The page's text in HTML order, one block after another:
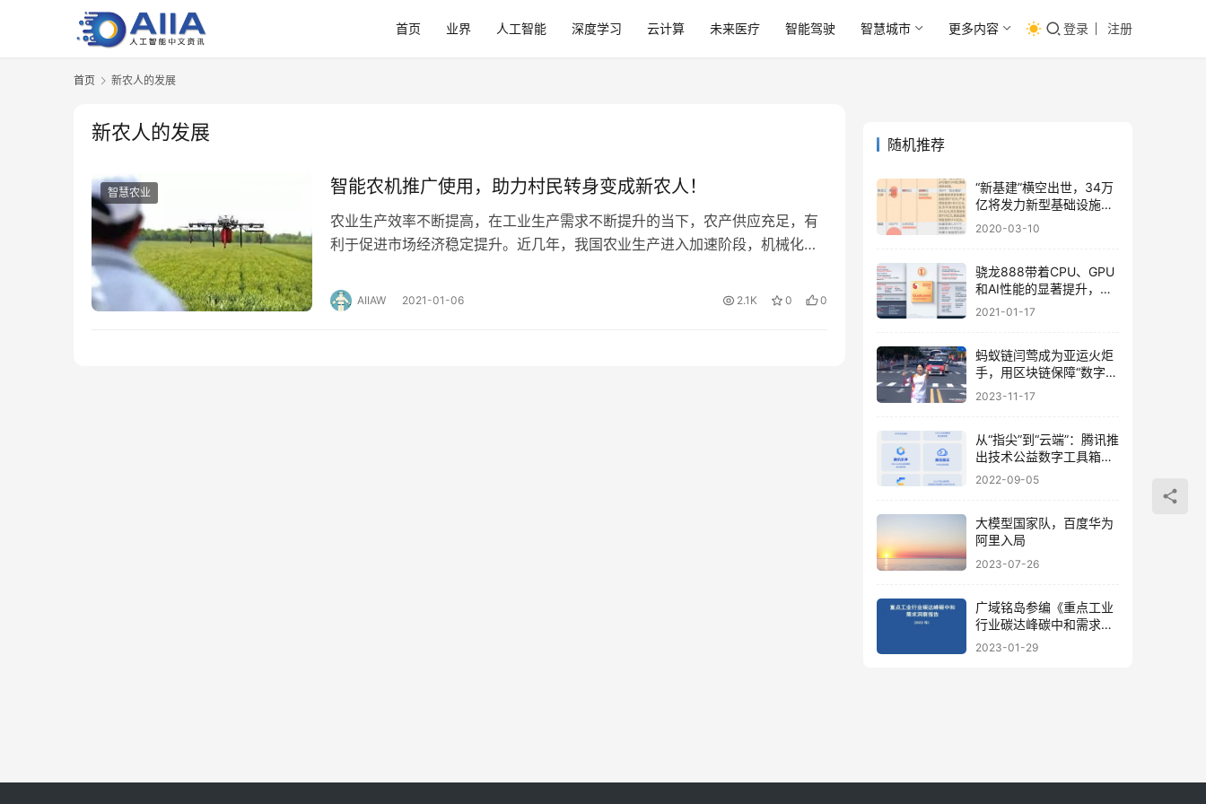
首页 业界 人工智能 深度学习 云计算 未来医疗 智能驾驶 智慧城市 更多内容 登录 注册
首页 新农人的发展
新农人的发展
智慧农业 智能农机推广使用，助力村民转身变成新农人！
农业生产效率不断提高，在工业生产需求不断提升的当下，农产供应充足，有
利于促进市场经济稳定提升。近几年，我国农业生产进入加速阶段，机械化生
AIIAW 2021-01-06 2.1K 0 0
随机推荐
“新基建”横空出世，34万
亿将发力新型基础设施建
设！
2020-03-10
骁龙888带着CPU、GPU
和AI性能的显著提升，和
小米11一起拉开了小米新
2021-01-17
蚂蚁链闫莺成为亚运火炬
手，用区块链保障“数字火
炬”永久留存
2023-11-17
从“指尖”到“云端”：腾讯推
出技术公益数字工具箱，
公益组织免费申领
2022-09-05
大模型国家队，百度华为
阿里入局
2023-07-26
广域铭岛参编《重点工业
行业碳达峰碳中和需求洞
察报告（2022年）》已正
2023-01-29